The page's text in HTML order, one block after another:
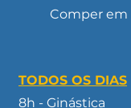
Comper em
TODOS OS DIAS
8h - Ginástica